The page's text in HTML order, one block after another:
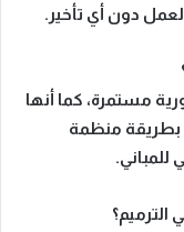
دون أي تأخير.
مستمرة، كما أنها
بطريقة منظمة
للمباني.